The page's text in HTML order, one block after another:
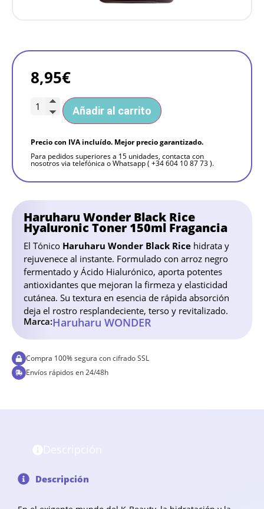
Haruharu Wonder Black Rice
Hyaluronic Toner 150ml Fragancia
El Tónico Haruharu Wonder Black Rice hidrata y
rejuvenece al instante. Formulado con arroz negro
fermentado y Ácido Hialurónico, aporta potentes
antioxidantes que mejoran la firmeza y elasticidad
cutánea. Su textura en esencia de rápida absorción
deja el rostro resplandeciente, terso y revitalizado.
Marca:Haruharu WONDER
8,95€
Añadir al carrito
Precio con IVA incluído. Mejor precio garantizado.
Para pedidos superiores a 15 unidades, contacta con
nosotros via telefónica o Whatsapp ( +34 604 10 87 73 ).
Compra 100% segura con cifrado SSL
Envíos rápidos en 24/48h
Descripción